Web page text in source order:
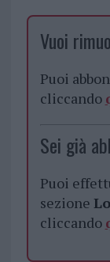
Vuoi
Puoi
cliccando
Sei già
Puoi
sezione
cliccando